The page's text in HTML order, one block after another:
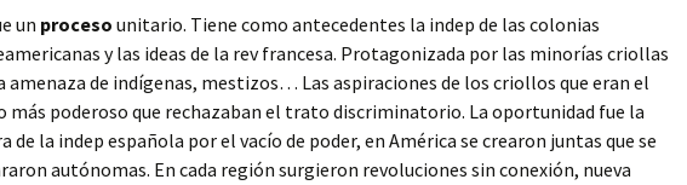
un proceso unitario. Tiene como antecedentes la indep de las colonias
y las ideas de la rev francesa. Protagonizada por las minorías criollas
amenaza de indígenas, mestizos… Las aspiraciones de los criollos que eran el
más poderoso que rechazaban el trato discriminatorio. La oportunidad fue la
de la indep española por el vacío de poder, en América se crearon juntas que se
autónomas. En cada región surgieron revoluciones sin conexión, nueva